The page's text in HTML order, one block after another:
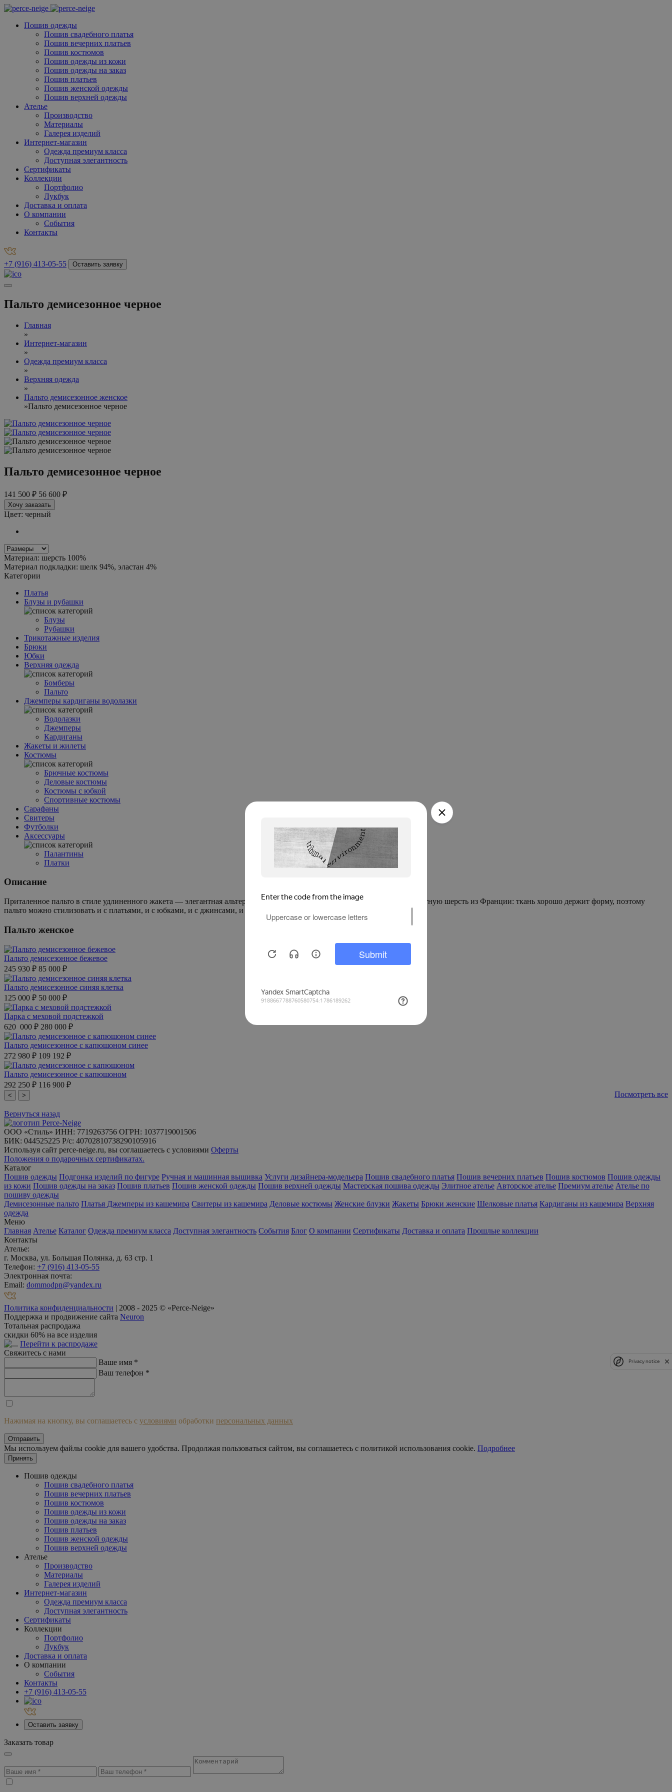
Пошив одежды
Пошив свадебного платья
Пошив вечерних платьев
Пошив костюмов
Пошив одежды из кожи
Пошив одежды на заказ
Пошив платьев
Пошив женской одежды
Пошив верхней одежды
Ателье
Производство
Материалы
Галерея изделий
Интернет-магазин
Одежда премиум класса
Доступная элегантность
Сертификаты
Коллекции
Портфолио
Лукбук
Доставка и оплата
О компании
События
Контакты
+7 (916) 413-05-55 Оставить заявку
Пальто демисезонное черное
Главная
»
Интернет-магазин
»
Одежда премиум класса
»
Верхняя одежда
»
Пальто демисезонное женское
»Пальто демисезонное черное
Пальто демисезонное черное
141 500 ₽ 56 600 ₽
Хочу заказать
Цвет: черный
Материал: шерсть 100%
Материал подкладки: шелк 94%, эластан 4%
Категории
Платья
Блузы и рубашки
Блузы
Рубашки
Трикотажные изделия
Брюки
Юбки
Верхняя одежда
Бомберы
Пальто
Джемперы кардиганы водолазки
Водолазки
Джемперы
Кардиганы
Жакеты и жилеты
Костюмы
Брючные костюмы
Деловые костюмы
Костюмы с юбкой
Спортивные костюмы
Сарафаны
Свитеры
Футболки
Аксессуары
Палантины
Платки
Описание
Приталенное пальто в стиле удлиненного жакета — элегантная альтернатива тренчу. Для модели мы выбрали тонкую плотную шерсть из Франции: ткань хорошо держит форму, поэтому
пальто можно стилизовать и с платьями, и с юбками, и с джинсами, и с вечерними брюками. На подкладке.
Пальто женское
Пальто демисезонное бежевое
245 930 ₽ 85 000 ₽
Пальто демисезонное синяя клетка
125 000 ₽ 50 000 ₽
Парка с меховой подстежкой
620 000 ₽ 280 000 ₽
Пальто демисезонное с капюшоном синее
272 980 ₽ 109 192 ₽
Пальто демисезонное с капюшоном
292 250 ₽ 116 900 ₽
< > Посмотреть все
Вернуться назад
ООО «Стиль» ИНН: 7719263756 ОГРН: 1037719001506
БИК: 044525225 Р/с: 40702810738290105916
Используя сайт perce-neige.ru, вы соглашаетесь с условиями Оферты
Положения о подарочных сертификатах.
Каталог
Пошив одежды Подгонка изделий по фигуре Ручная и машинная вышивка Услуги дизайнера-модельера Пошив свадебного платья Пошив вечерних платьев Пошив костюмов Пошив одежды
из кожи Пошив одежды на заказ Пошив платьев Пошив женской одежды Пошив верхней одежды Мастерская пошива одежды Элитное ателье Авторское ателье Премиум ателье Ателье по
пошиву одежды
Демисезонные пальто Платья Джемперы из кашемира Свитеры из кашемира Деловые костюмы Женские блузки Жакеты Брюки женские Шелковые платья Кардиганы из кашемира Верхняя
одежда
Меню
Главная Ателье Каталог Одежда премиум класса Доступная элегантность События Блог О компании Сертификаты Доставка и оплата Прошлые коллекции
Контакты
Ателье:
г. Москва, ул. Большая Полянка, д. 63 стр. 1
Телефон: +7 (916) 413-05-55
Электронная почта:
Email: dommodpn@yandex.ru
Политика конфиденциальности | 2008 - 2025 © «Perce-Neige»
Поддержка и продвижение сайта Neuron
Тотальная распродажа
скидки 60% на все изделия
Перейти к распродаже
Свяжитесь с нами
Ваше имя *
Ваш телефон *
Нажимая на кнопку, вы соглашаетесь с условиями обработки персональных данных
Отправить
Мы используем файлы cookie для вашего удобства. Продолжая пользоваться сайтом, вы соглашаетесь с политикой использования cookie. Подробнее
Принять
Пошив одежды
Пошив свадебного платья
Пошив вечерних платьев
Пошив костюмов
Пошив одежды из кожи
Пошив одежды на заказ
Пошив платьев
Пошив женской одежды
Пошив верхней одежды
Ателье
Производство
Материалы
Галерея изделий
Интернет-магазин
Одежда премиум класса
Доступная элегантность
Сертификаты
Коллекции
Портфолио
Лукбук
Доставка и оплата
О компании
События
Контакты
+7 (916) 413-05-55
Оставить заявку
Заказать товар
Privacy notice